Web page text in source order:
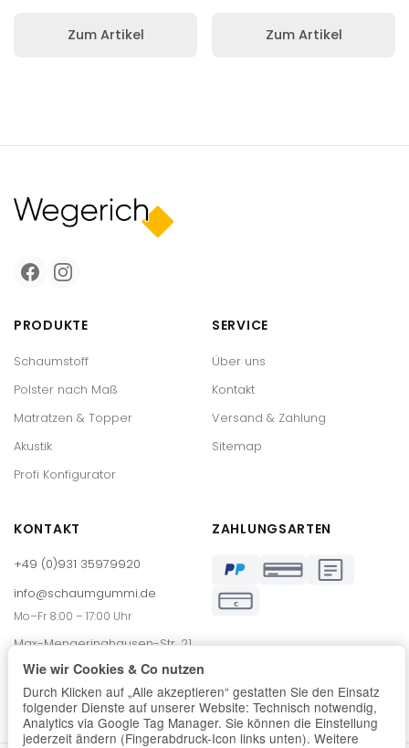
Zum Artikel Zum Artikel
PRODUKTE
Schaumstoff
Polster nach Maß
Matratzen & Topper
Akustik
Profi Konfigurator
SERVICE
Über uns
Kontakt
Versand & Zahlung
Sitemap
KONTAKT
+49 (0)931 35979920
info@schaumgummi.de
Mo–Fr 8:00 – 17:00 Uhr
Max-Mengeringhausen-Str. 21
97084 Würzburg
ZAHLUNGSARTEN
€
Wie wir Cookies & Co nutzen
Durch Klicken auf „Alle akzeptieren“ gestatten Sie den Einsatz
folgender Dienste auf unserer Website: Technisch notwendig,
Analytics via Google Tag Manager. Sie können die Einstellung
jederzeit ändern (Fingerabdruck-Icon links unten). Weitere